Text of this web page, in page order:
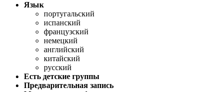
Язык
португальский
испанский
французский
немецкий
английский
китайский
русский
Есть детские группы
Предварительная запись